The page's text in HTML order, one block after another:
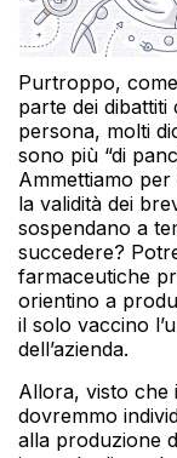
Purtroppo,
parte dei
persona, molti
sono più “di
Ammettiamo
la validità dei
sospendano a
succedere?
farmaceutiche
orientino a
il solo vaccino
dell’azienda.
Allora, visto che
dovremmo
alla produzione